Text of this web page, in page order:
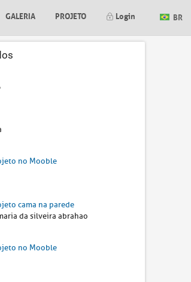
GALERIA PROJETO Login BR
no Mooble
cama na parede
da silveira abrahao
no Mooble